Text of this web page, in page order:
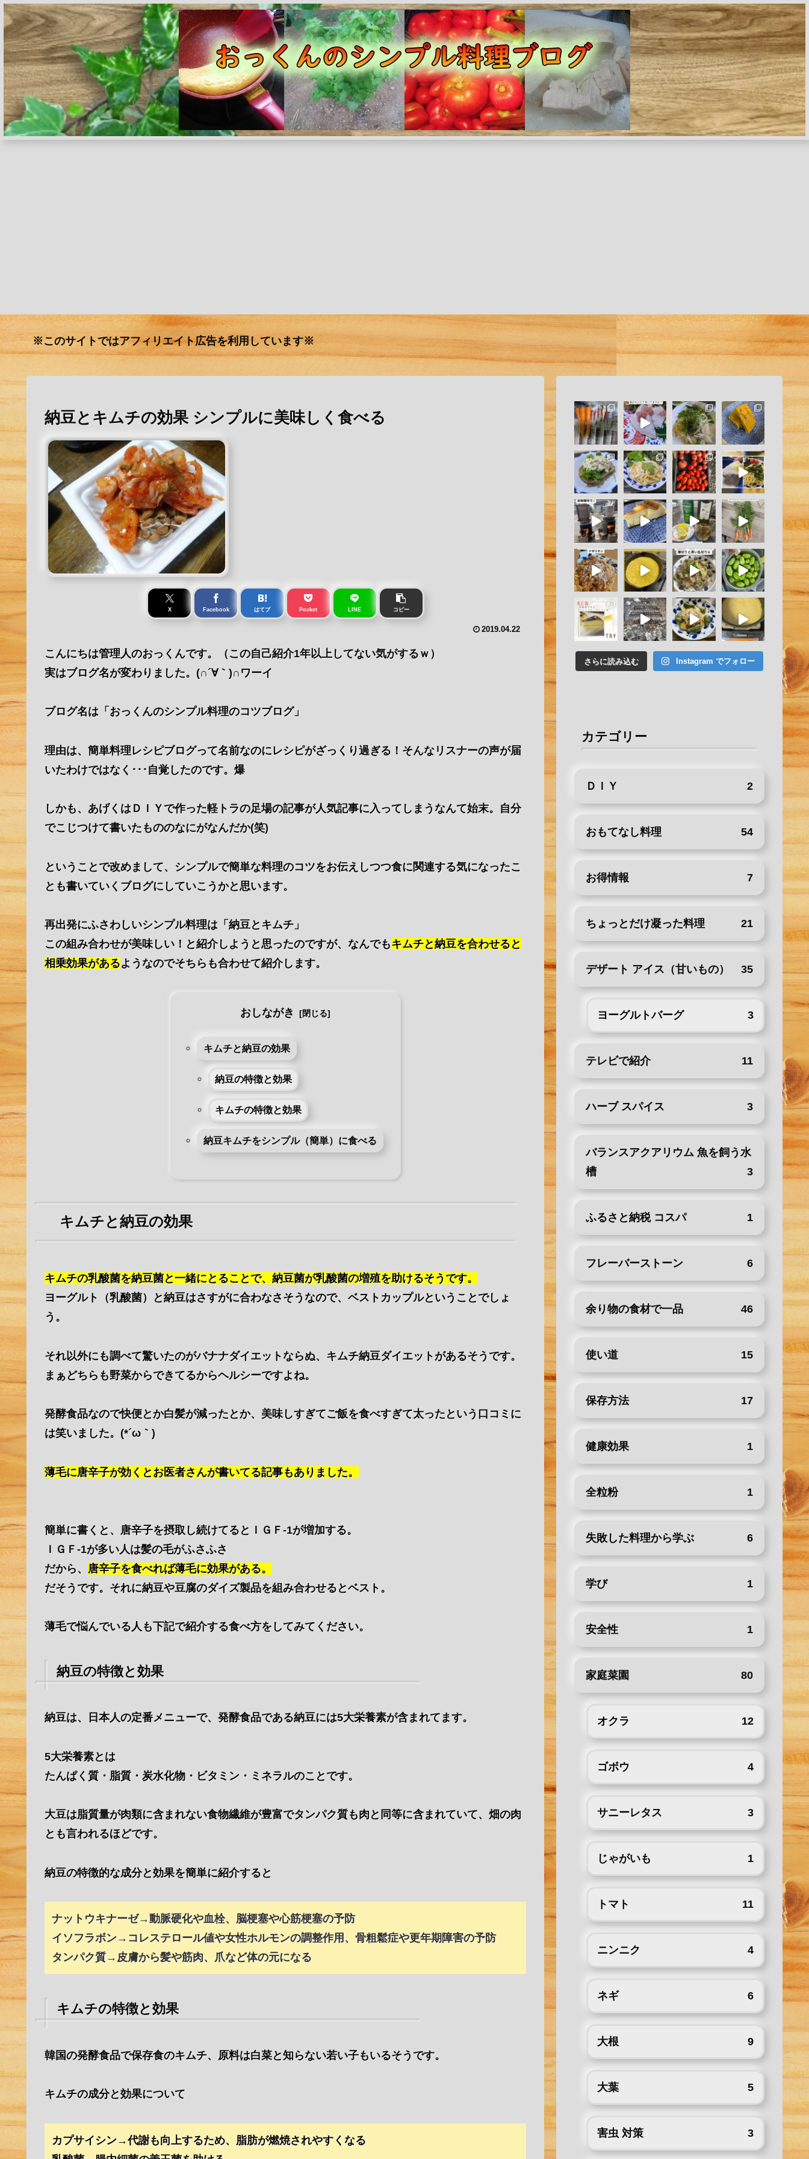
※このサイトではアフィリエイト広告を利用しています※
納豆とキムチの効果 シンプルに美味しく食べる
X Facebook はてブ Pocket LINE コピー
2019.04.22
こんにちは管理人のおっくんです。（この自己紹介1年以上してない気がするｗ）
実はブログ名が変わりました。(∩´∀｀)∩ワーイ
ブログ名は「おっくんのシンプル料理のコツブログ」
理由は、簡単料理レシピブログって名前なのにレシピがざっくり過ぎる！そんなリスナーの声が届
いたわけではなく･･･自覚したのです。爆
しかも、あげくはＤＩＹで作った軽トラの足場の記事が人気記事に入ってしまうなんて始末。自分
でこじつけて書いたもののなにがなんだか(笑)
ということで改めまして、シンプルで簡単な料理のコツをお伝えしつつ食に関連する気になったこ
とも書いていくブログにしていこうかと思います。
再出発にふさわしいシンプル料理は「納豆とキムチ」
この組み合わせが美味しい！と紹介しようと思ったのですが、なんでもキムチと納豆を合わせると
相乗効果があるようなのでそちらも合わせて紹介します。
おしながき
キムチと納豆の効果
納豆の特徴と効果
キムチの特徴と効果
納豆キムチをシンプル（簡単）に食べる
キムチと納豆の効果
キムチの乳酸菌を納豆菌と一緒にとることで、納豆菌が乳酸菌の増殖を助けるそうです。
ヨーグルト（乳酸菌）と納豆はさすがに合わなさそうなので、ベストカップルということでしょ
う。
それ以外にも調べて驚いたのがバナナダイエットならぬ、 キムチ納豆ダイエット があるそうです。
まぁどちらも野菜からできてるからヘルシーですよね。
発酵食品なので快便とか白髪が減ったとか、美味しすぎてご飯を食べすぎて太ったという口コミに
は笑いました。(*´ω｀)
薄毛に唐辛子が効くとお医者さんが書いてる記事もありました。
簡単に書くと、唐辛子を摂取し続けてるとＩＧＦ-1が増加する。
ＩＧＦ-1が多い人は髪の毛がふさふさ
だから、 唐辛子を食べれば薄毛に効果がある。
だそうです。それに納豆や豆腐のダイズ製品を組み合わせるとベスト。
薄毛で悩んでいる人も下記で紹介する食べ方をしてみてください。
納豆の特徴と効果
納豆は、日本人の定番メニューで、発酵食品である納豆には5大栄養素が含まれてます。
5大栄養素とは
たんぱく質・脂質・炭水化物・ビタミン・ミネラルのことです。
大豆は脂質量が肉類に含まれない食物繊維が豊富でタンパク質も肉と同等に含まれていて、畑の肉
とも言われるほどです。
納豆の特徴的な成分と効果を簡単に紹介すると
ナットウキナーゼ→動脈硬化や血栓、脳梗塞や心筋梗塞の予防
イソフラボン→コレステロール値や女性ホルモンの調整作用、骨粗鬆症や更年期障害の予防
タンパク質→皮膚から髪や筋肉、爪など体の元になる
キムチの特徴と効果
韓国の発酵食品で保存食のキムチ、原料は白菜と知らない若い子もいるそうです。
キムチの成分と効果について
カプサイシン→代謝も向上するため、脂肪が燃焼されやすくなる
さらに読み込む Instagram でフォロー
カテゴリー
ＤＩＹ 2
おもてなし料理 54
お得情報 7
ちょっとだけ凝った料理 21
デザート アイス（甘いもの） 35
ヨーグルトバーグ 3
テレビで紹介 11
ハーブ スパイス 3
バランスアクアリウム 魚を飼う水
槽
3
ふるさと納税 コスパ 1
フレーバーストーン 6
余り物の食材で一品 46
使い道 15
保存方法 17
健康効果 1
全粒粉 1
失敗した料理から学ぶ 6
学び 1
安全性 1
家庭菜園 80
オクラ 12
ゴボウ 4
サニーレタス 3
じゃがいも 1
トマト 11
ニンニク 4
ネギ 6
大根 9
大葉 5
害虫 対策 3